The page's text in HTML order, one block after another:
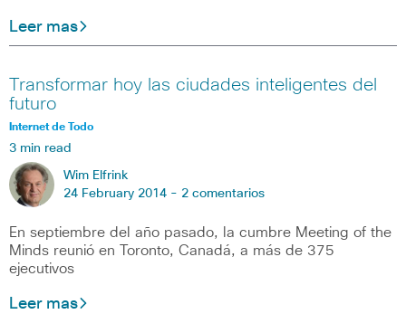
Leer mas
Transformar hoy las ciudades inteligentes del
futuro
Internet de Todo
3 min read
Wim Elfrink
24 February 2014 - 2 comentarios
En septiembre del año pasado, la cumbre Meeting of the
Minds reunió en Toronto, Canadá, a más de 375
ejecutivos
Leer mas